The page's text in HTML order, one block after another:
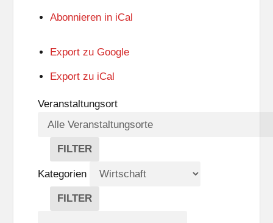
Abonnieren in iCal
Export zu Google
Export zu iCal
Veranstaltungsort
FILTER
V
E
R
A
Kategorien
FILTER